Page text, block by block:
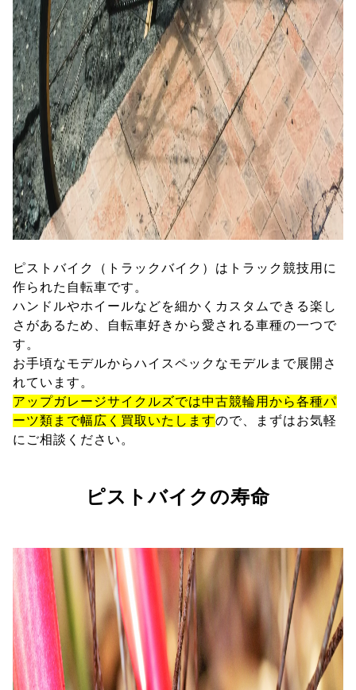
ピストバイク（トラックバイク）はトラック競技用に
作られた自転車です。
ハンドルやホイールなどを細かくカスタムできる楽し
さがあるため、自転車好きから愛される車種の一つで
す。
お手頃なモデルからハイスペックなモデルまで展開さ
れています。
アップガレージサイクルズでは中古競輪用から各種パ
ーツ類まで幅広く買取いたしますので、まずはお気軽
にご相談ください。
ピストバイクの寿命